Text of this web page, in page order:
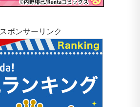
スポンサーリンク